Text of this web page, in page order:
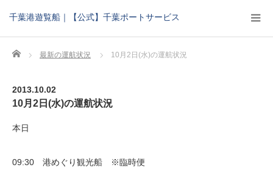
千葉港遊覧船｜【公式】千葉ポートサービス
Home 最新の運航状況 10月2日(水)の運航状況
2013.10.02
10月2日(水)の運航状況
本日
09:30 港めぐり観光船 ※臨時便